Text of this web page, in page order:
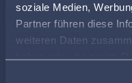
soziale Medien,
Partner führen diese
weiteren Daten
haben oder die sie im
Montag
Dienstag
Mittwoch
Donnerstag